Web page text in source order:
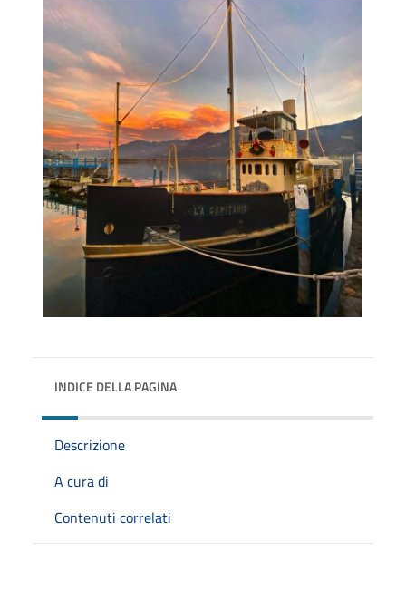
INDICE DELLA PAGINA
Descrizione
A cura di
Contenuti correlati